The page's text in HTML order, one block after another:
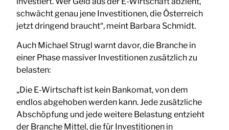
schwächt genau jene Investitionen, die Österreich
jetzt dringend braucht“, meint Barbara Schmidt.
Auch Michael Strugl warnt davor, die Branche in
einer Phase massiver Investitionen zusätzlich zu
belasten:
„Die E-Wirtschaft ist kein Bankomat, von dem
endlos abgehoben werden kann. Jede zusätzliche
Abschöpfung und jede weitere Belastung entzieht
der Branche Mittel, die für Investitionen in